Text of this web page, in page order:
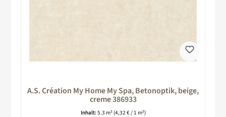
A.S. Création My Home My Spa, Betonoptik, beige,
creme 386933
Inhalt:5.3 m² (4,32 € / 1 m²)